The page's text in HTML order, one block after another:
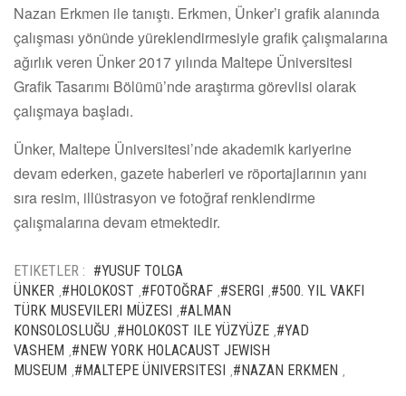
Nazan Erkmen ile tanıştı. Erkmen, Ünker’i grafik alanında
çalışması yönünde yüreklendirmesiyle grafik çalışmalarına
ağırlık veren Ünker 2017 yılında Maltepe Üniversitesi
Grafik Tasarımı Bölümü’nde araştırma görevlisi olarak
çalışmaya başladı.
Ünker, Maltepe Üniversitesi’nde akademik kariyerine
devam ederken, gazete haberleri ve röportajlarının yanı
sıra resim, illüstrasyon ve fotoğraf renklendirme
çalışmalarına devam etmektedir.
ETIKETLER : #YUSUF TOLGA
ÜNKER #HOLOKOST #FOTOĞRAF #SERGI #500. YIL VAKFI
TÜRK MUSEVILERI MÜZESI #ALMAN
KONSOLOSLUĞU #HOLOKOST ILE YÜZYÜZE #YAD
VASHEM #NEW YORK HOLACAUST JEWISH
MUSEUM #MALTEPE ÜNIVERSITESI #NAZAN ERKMEN